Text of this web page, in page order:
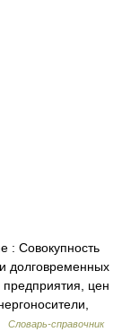
: Совокупность
долговременных
цен
Словарь-справочник